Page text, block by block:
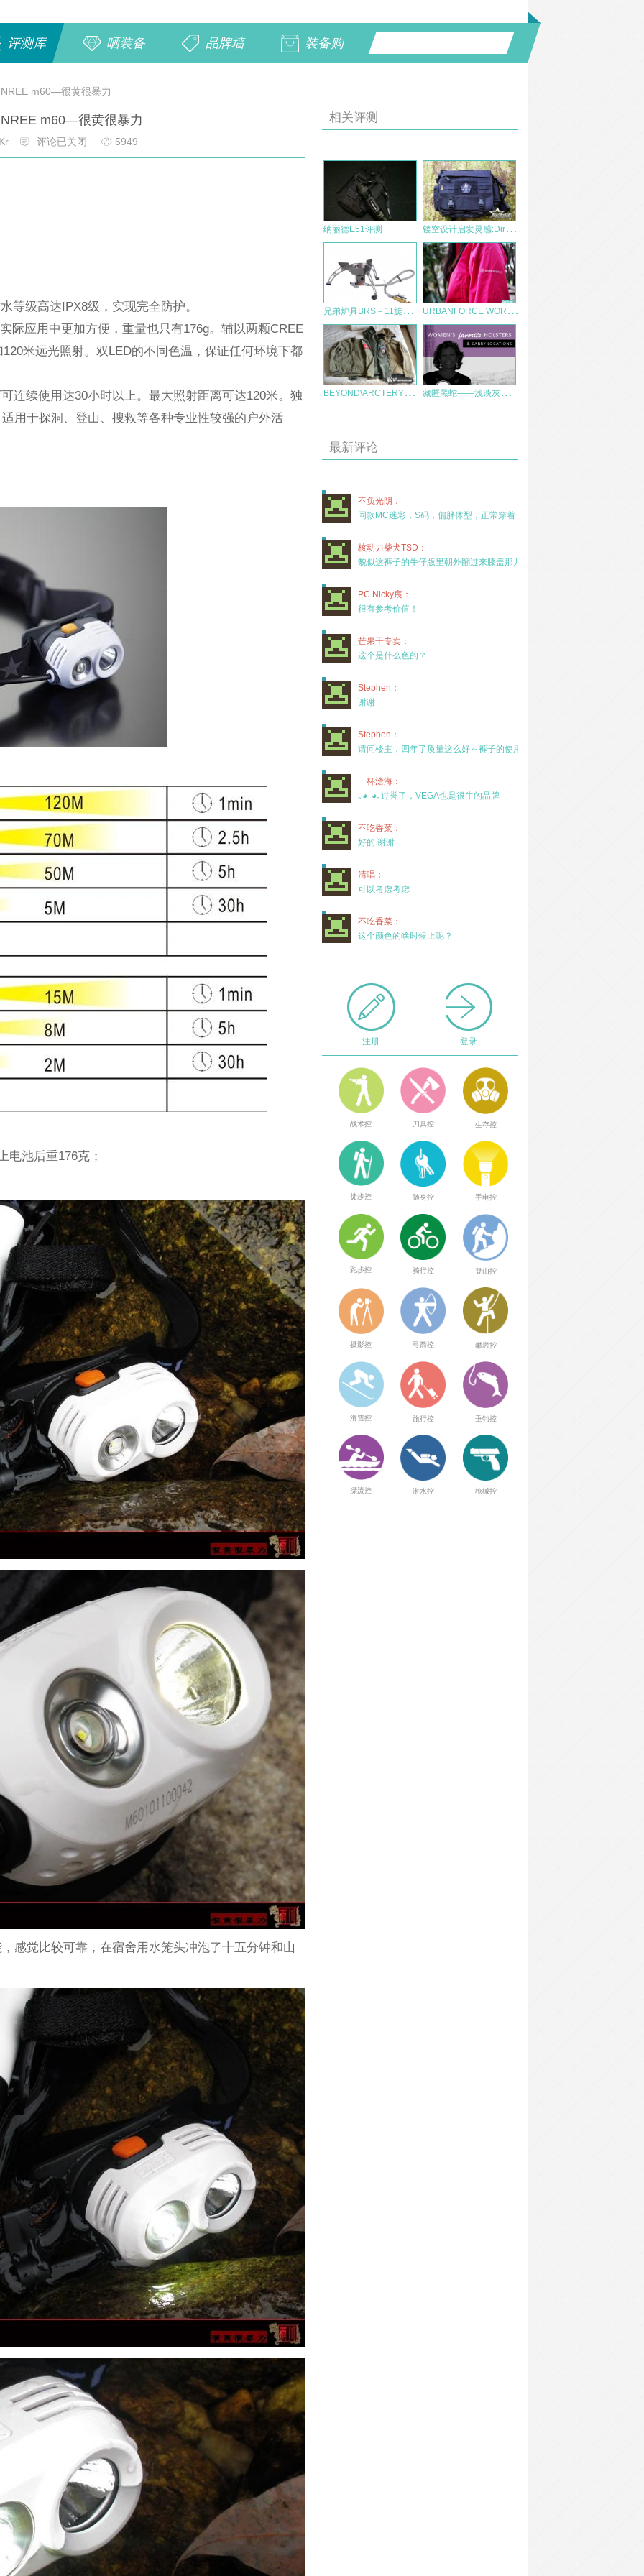
评测库 晒装备 品牌墙 装备购
m60—很黄很暴力
m60—很黄很暴力
评论已关闭 5949
等级高达IPX8级，实现完全防护。
际应用中更加方便，重量也只有176g。辅以两颗CREE
米远光照射。双LED的不同色温，保证任何环境下都
连续使用达30小时以上。最大照射距离可达120米。独
用于探洞、登山、搜救等各种专业性较强的户外活
电池后重176克；
感觉比较可靠，在宿舍用水笼头冲泡了十五分钟和山
相关评测
纳丽德E51评测 镂
空设计启发灵感:Direct Action邮差包
兄
弟炉具BRS－11旋风强力炉测评报告 U
RBANFORCE WORK-2-PLAY女士机能防水防风外套测评
B
EYOND\ARCTERYX\TAD三款高端战术重装软壳对比小评 藏
匿黑蛇——浅谈灰人技术
最新评论
不负光阴：
同款MC迷彩，S码，偏胖体型，正常穿着一年半，没
核动力柴犬TSD：
貌似这裤子的牛仔版里朝外翻过来膝盖那儿有放护膝的
PC Nicky宸：
很有参考价值！
芒果干专卖：
这个是什么色的？
Stephen：
谢谢
Stephen：
请问楼主，四年了质量这么好～裤子的使用率高吗？
一杯滄海：
｡◕‿◕｡过誉了，VEGA也是很牛的品牌
不吃香菜：
好的 谢谢
清唱：
可以考虑考虑
不吃香菜：
这个颜色的啥时候上呢？
注册 登录
战术控 刀具控 生存控
徒步控 随身控 手电控
跑步控 骑行控 登山控
摄影控 弓箭控 攀岩控
滑雪控 旅行控 垂钓控
漂流控 潜水控 枪械控